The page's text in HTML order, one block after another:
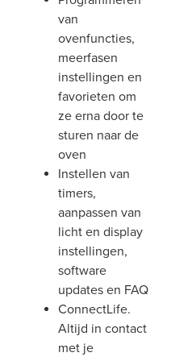
van
ovenfuncties,
meerfasen
instellingen en
favorieten om
ze erna door te
sturen naar de
oven
instellen van
timers,
aanpassen van
licht en display
instellingen,
software
updates en FAQ
ConnectLife.
Altijd in contact
met je